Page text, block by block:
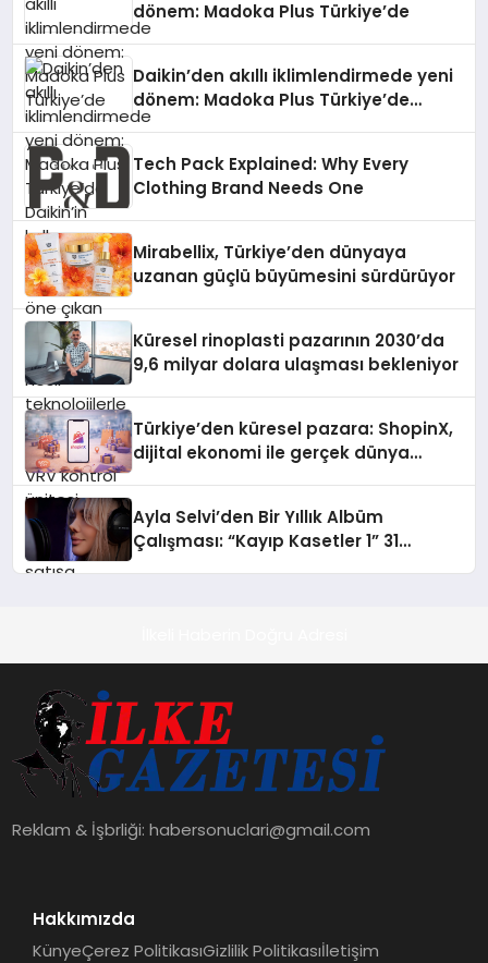
dönem: Madoka Plus Türkiye’de
Daikin’den akıllı iklimlendirmede yeni
dönem: Madoka Plus Türkiye’de
Daikin’in kullanıcı dostu tasarımıyla
teknolojilerle donatılmış son modeli
VRV kontrol ünitesi Madoka Plus
Türkiye’de satışa sunuldu. Tam
dokunmatik ekranı, mobil uygulama
desteği ve akıllı sensör entegrasyonu
sayesinde iklimlendirme sistemlerinin
yönetimini daha kolay, konforlu ve
verimli hale getiriyor. Enerji
verimliliğini artırırken modern yaşam
Tech Pack Explained: Why Every
Clothing Brand Needs One
Mirabellix, Türkiye’den dünyaya
uzanan güçlü büyümesini sürdürüyor
Küresel rinoplasti pazarının 2030’da
9,6 milyar dolara ulaşması bekleniyor
Türkiye’den küresel pazara: ShopinX,
dijital ekonomi ile gerçek dünya
Ayla Selvi’den Bir Yıllık Albüm
Çalışması: “Kayıp Kasetler 1” 31
Reklam & İşbrliği:habersonuclari@gmail.com
Hakkımızda
KünyeÇerez PolitikasıGizlilik Politikasıİletişim